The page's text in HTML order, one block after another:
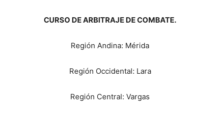
CURSO DE ARBITRAJE DE COMBATE.
Región Andina: Mérida
Región Occidental: Lara
Región Central: Vargas